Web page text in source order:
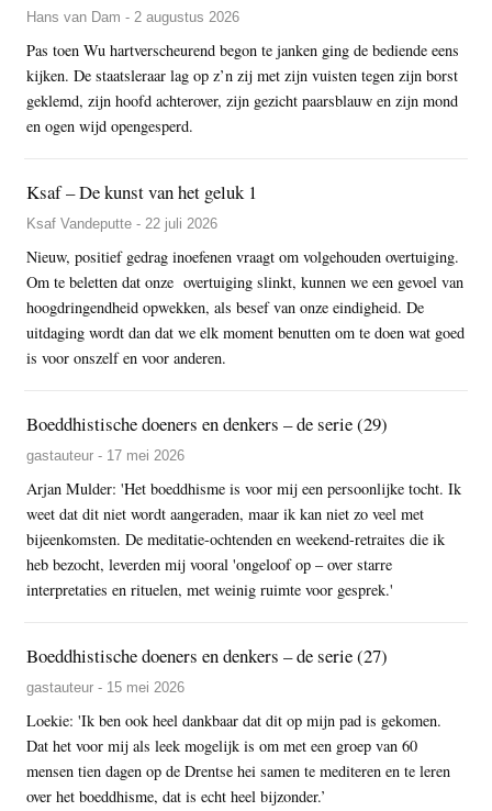
Hans van Dam - 2 augustus 2026
Pas toen Wu hartverscheurend begon te janken ging de bediende eens
kijken. De staatsleraar lag op z’n zij met zijn vuisten tegen zijn borst
geklemd, zijn hoofd achterover, zijn gezicht paarsblauw en zijn mond
en ogen wijd opengesperd.
Ksaf – De kunst van het geluk 1
Ksaf Vandeputte - 22 juli 2026
Nieuw, positief gedrag inoefenen vraagt om volgehouden overtuiging.
Om te beletten dat onze overtuiging slinkt, kunnen we een gevoel van
hoogdringendheid opwekken, als besef van onze eindigheid. De
uitdaging wordt dan dat we elk moment benutten om te doen wat goed
is voor onszelf en voor anderen.
Boeddhistische doeners en denkers – de serie (29)
gastauteur - 17 mei 2026
Arjan Mulder: 'Het boeddhisme is voor mij een persoonlijke tocht. Ik
weet dat dit niet wordt aangeraden, maar ik kan niet zo veel met
bijeenkomsten. De meditatie-ochtenden en weekend-retraites die ik
heb bezocht, leverden mij vooral 'ongeloof op – over starre
interpretaties en rituelen, met weinig ruimte voor gesprek.'
Boeddhistische doeners en denkers – de serie (27)
gastauteur - 15 mei 2026
Loekie: 'Ik ben ook heel dankbaar dat dit op mijn pad is gekomen.
Dat het voor mij als leek mogelijk is om met een groep van 60
mensen tien dagen op de Drentse hei samen te mediteren en te leren
over het boeddhisme, dat is echt heel bijzonder.’